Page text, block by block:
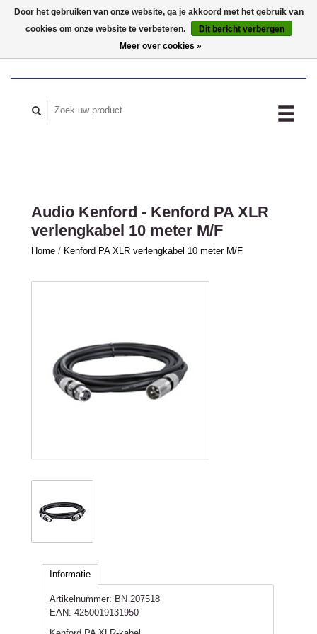
MIJN ACCOUNT
Audio Kenford - Kenford PA XLR
verlengkabel 10 meter M/F
Home / Kenford PA XLR verlengkabel 10 meter M/F
Informatie
Artikelnummer: BN 207518
EAN: 4250019131950
Door het gebruiken van onze website, ga je akkoord met het gebruik van
cookies om onze website te verbeteren.
Dit bericht verbergen
Meer over cookies »